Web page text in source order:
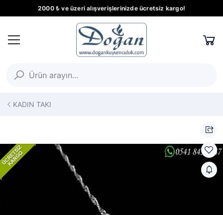
2000 ₺ ve üzeri alışverişlerinizde ücretsiz kargo!
KADIN TAKI